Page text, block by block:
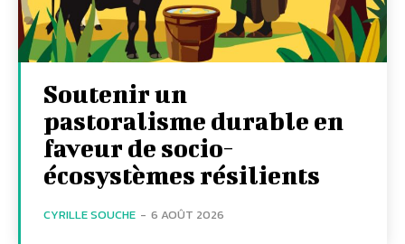
Soutenir un
pastoralisme durable en
faveur de socio-
écosystèmes résilients
CYRILLE SOUCHE - 6 AOÛT 2026